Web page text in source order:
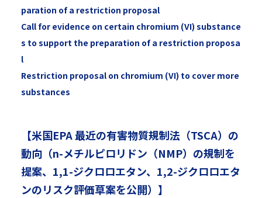
paration of a restriction proposal
Call for evidence on certain chromium (VI) substance
s to support the preparation of a restriction proposa
l
Restriction proposal on chromium (VI) to cover more
substances
【米国EPA 最近の有害物質規制法（TSCA）の
動向（n-メチルピロリドン（NMP）の規制を
提案、1,1-ジクロロエタン、1,2-ジクロロエタ
ンのリスク評価草案を公開）】